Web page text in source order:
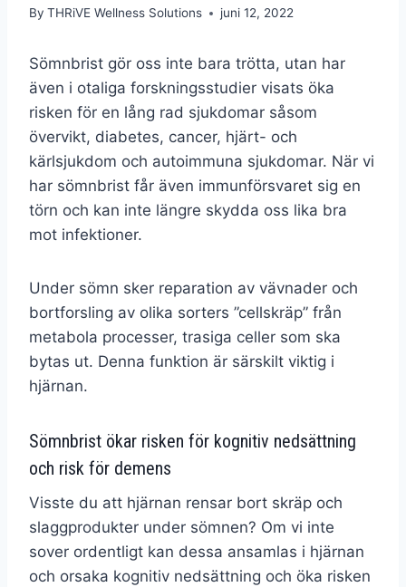
By THRiVE Wellness Solutions juni 12, 2022
Sömnbrist gör oss inte bara trötta, utan har
även i otaliga forskningsstudier visats öka
risken för en lång rad sjukdomar såsom
övervikt, diabetes, cancer, hjärt- och
kärlsjukdom och autoimmuna sjukdomar. När vi
har sömnbrist får även immunförsvaret sig en
törn och kan inte längre skydda oss lika bra
mot infektioner.
Under sömn sker reparation av vävnader och
bortforsling av olika sorters ”cellskräp” från
metabola processer, trasiga celler som ska
bytas ut. Denna funktion är särskilt viktig i
hjärnan.
Sömnbrist ökar risken för kognitiv nedsättning
och risk för demens
Visste du att hjärnan rensar bort skräp och
slaggprodukter under sömnen? Om vi inte
sover ordentligt kan dessa ansamlas i hjärnan
och orsaka kognitiv nedsättning och öka risken